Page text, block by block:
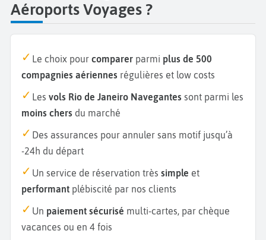
Aéroports Voyages ?
Le choix pour comparer parmi plus de 500
compagnies aériennes régulières et low costs
Les vols Rio de Janeiro Navegantes sont parmi les
moins chers du marché
Des assurances pour annuler sans motif jusqu’à
-24h du départ
Un service de réservation très simple et
performant plébiscité par nos clients
Un paiement sécurisé multi-cartes, par chèque
vacances ou en 4 fois